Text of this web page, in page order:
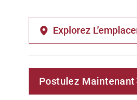
Explorez
Postulez Maintenant